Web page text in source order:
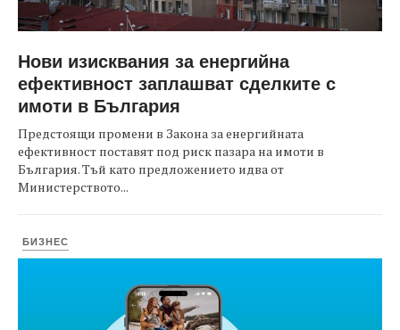
Нови изисквания за енергийна
ефективност заплашват сделките с
имоти в България
Предстоящи промени в Закона за енергийната
ефективност поставят под риск пазара на имоти в
България. Тъй като предложението идва от
Министерството...
БИЗНЕС